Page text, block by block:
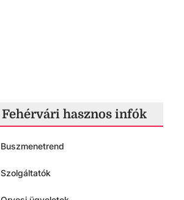
Fehérvári hasznos infók
Buszmenetrend
Szolgáltatók